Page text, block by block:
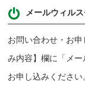
メールウィル
お問い合わせ・お
み内容】欄に「メー
お申し込みください